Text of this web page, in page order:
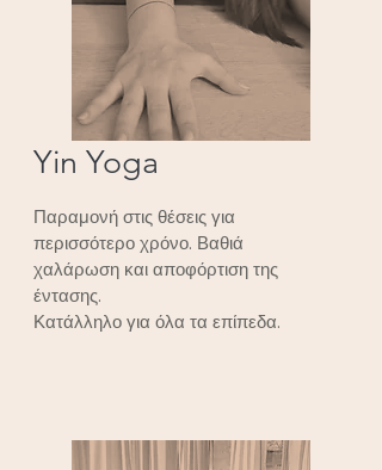
Yin Yoga
Παραμονή στις θέσεις για
περισσότερο χρόνο. Βαθιά
χαλάρωση και αποφόρτιση της
έντασης.
Κατάλληλο για όλα τα επίπεδα.